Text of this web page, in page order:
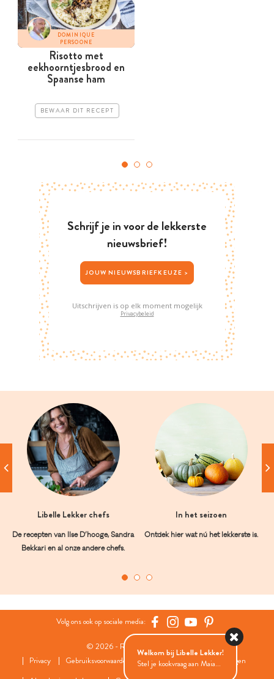
DOMINIQUE
PERSOONE
Risotto met
eekhoorntjesbrood en
Spaanse ham
BEWAAR DIT RECEPT
Schrijf je in voor de lekkerste
nieuwsbrief!
JOUW NIEUWSBRIEFKEUZE >
Uitschrijven is op elk moment mogelijk
Privacybeleid
Libelle Lekker chefs
De recepten van Ilse D’hooge, Sandra
Bekkari en al onze andere chefs.
In het seizoen
Ontdek hier wat nú het lekkerste is.
Volg ons ook op sociale media:
© 2026 - Roularta Media Group
Privacy
Gebruiksvoorwaarden Cookies
Cookies instellingen
Welkom bij Libelle Lekker!
Stel je kookvraag aan Maia...